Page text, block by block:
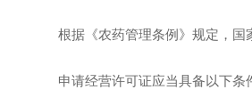
根据《农药管理条例》规定，国
申请经营许可证应当具备以下条